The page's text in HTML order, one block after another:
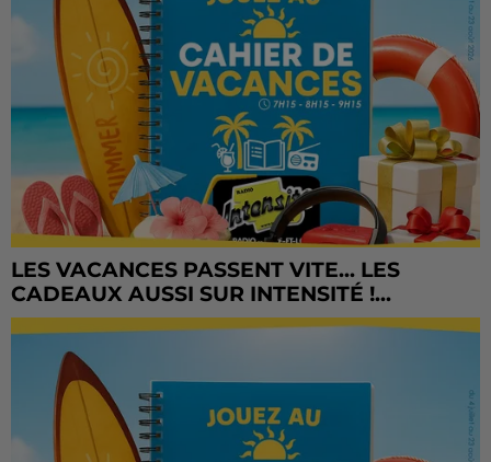
LES VACANCES PASSENT VITE... LES
CADEAUX AUSSI SUR INTENSITÉ !...